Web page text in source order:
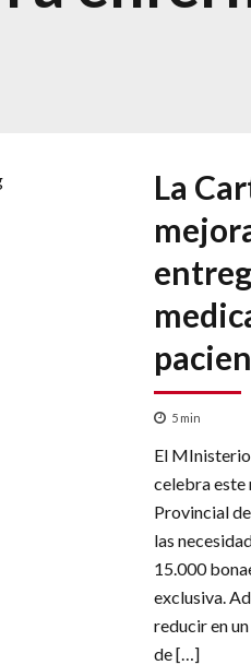
La
5 min
El
celebra este
Provincial
las
15.000
exclusiva.
reducir en
de […]